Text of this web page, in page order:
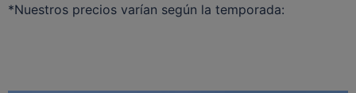
*Nuestros precios varían según la temporada: